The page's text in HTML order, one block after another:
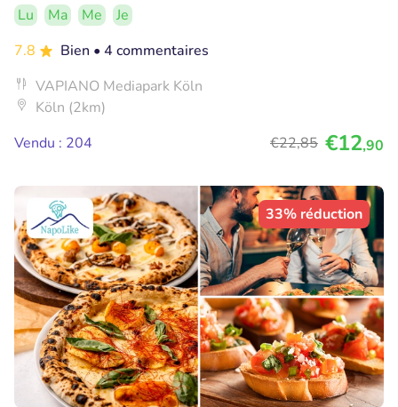
Lu Ma Me
Je
7.8
Bien • 4 commentaires
VAPIANO Mediapark Köln
Köln (2km)
Vendu : 204
€22,85 €12,90
33% réduction